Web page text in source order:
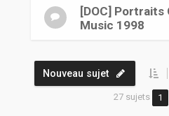
[DOC] Portraits
Music 1998
Nouveau sujet
27 sujets 1